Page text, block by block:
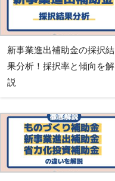
新事業進出補助金の採択結
果分析！採択率と傾向を解
説